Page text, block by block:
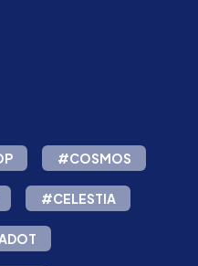
#COSMOS
#CELESTIA